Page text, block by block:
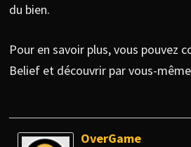
du bien.
Pour en savoir plus, vous pouvez
Belief et découvrir par vous-
OverGame